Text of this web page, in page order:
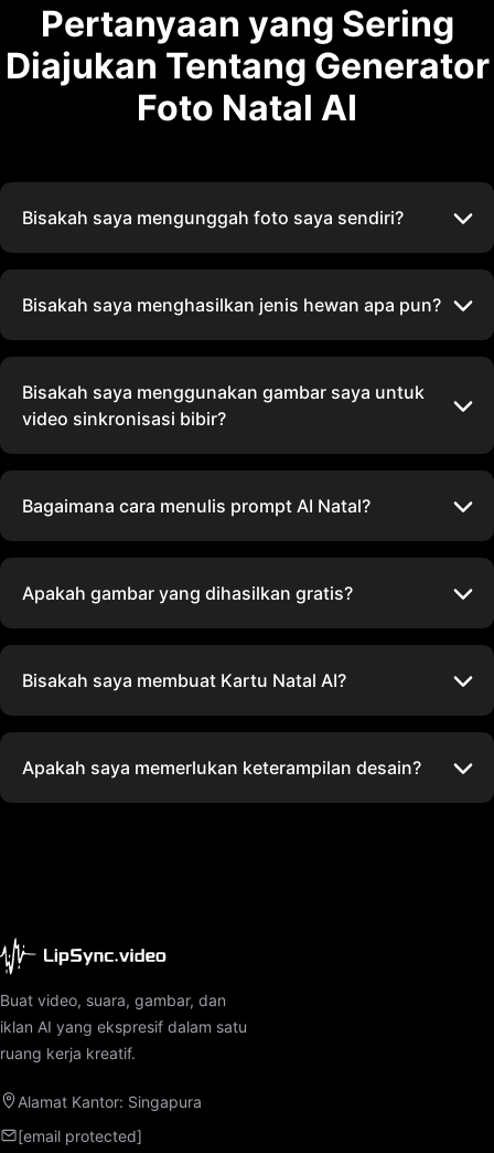
Pertanyaan yang Sering
Diajukan Tentang Generator
Foto Natal AI
Bisakah saya mengunggah foto saya sendiri?
Bisakah saya menghasilkan jenis hewan apa pun?
Bisakah saya menggunakan gambar saya untuk
video sinkronisasi bibir?
Bagaimana cara menulis prompt AI Natal?
Apakah gambar yang dihasilkan gratis?
Bisakah saya membuat Kartu Natal AI?
Apakah saya memerlukan keterampilan desain?
Buat video, suara, gambar, dan
iklan AI yang ekspresif dalam satu
ruang kerja kreatif.
Alamat Kantor: Singapura
[email protected]